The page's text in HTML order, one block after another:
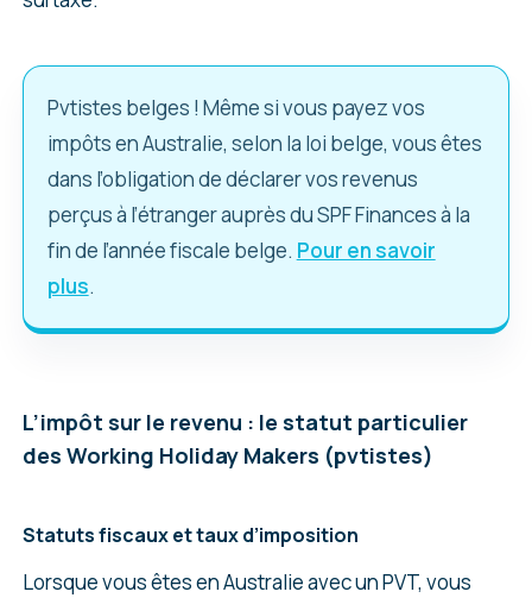
Pvtistes belges ! Même si vous payez vos
impôts en Australie, selon la loi belge, vous êtes
dans l’obligation de déclarer vos revenus
perçus à l’étranger auprès du SPF Finances à la
fin de l’année fiscale belge. Pour en savoir
plus.
L’impôt sur le revenu : le statut particulier
des Working Holiday Makers (pvtistes)
Statuts fiscaux et taux d’imposition
Lorsque vous êtes en Australie avec un PVT, vous